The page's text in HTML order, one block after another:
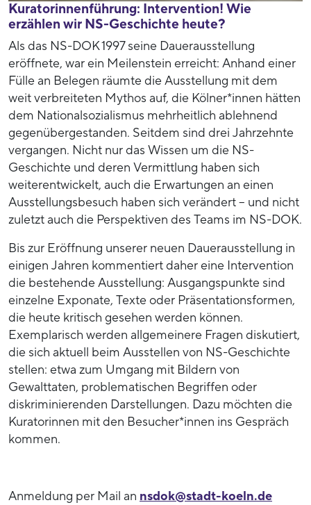
Kuratorinnenführung: Intervention! Wie
erzählen wir NS-Geschichte heute?
Als das NS-DOK 1997 seine Dauerausstellung
eröffnete, war ein Meilenstein erreicht: Anhand einer
Fülle an Belegen räumte die Ausstellung mit dem
weit verbreiteten Mythos auf, die Kölner*innen hätten
dem Nationalsozialismus mehrheitlich ablehnend
gegenübergestanden. Seitdem sind drei Jahrzehnte
vergangen. Nicht nur das Wissen um die NS-
Geschichte und deren Vermittlung haben sich
weiterentwickelt, auch die Erwartungen an einen
Ausstellungsbesuch haben sich verändert – und nicht
zuletzt auch die Perspektiven des Teams im NS-DOK.
Bis zur Eröffnung unserer neuen Dauerausstellung in
einigen Jahren kommentiert daher eine Intervention
die bestehende Ausstellung: Ausgangspunkte sind
einzelne Exponate, Texte oder Präsentationsformen,
die heute kritisch gesehen werden können.
Exemplarisch werden allgemeinere Fragen diskutiert,
die sich aktuell beim Ausstellen von NS-Geschichte
stellen: etwa zum Umgang mit Bildern von
Gewalttaten, problematischen Begriffen oder
diskriminierenden Darstellungen. Dazu möchten die
Kuratorinnen mit den Besucher*innen ins Gespräch
kommen.
Anmeldung per Mail an nsdok@stadt-koeln.de